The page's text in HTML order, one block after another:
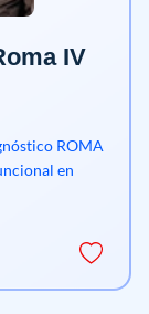
IV
ROMA
en